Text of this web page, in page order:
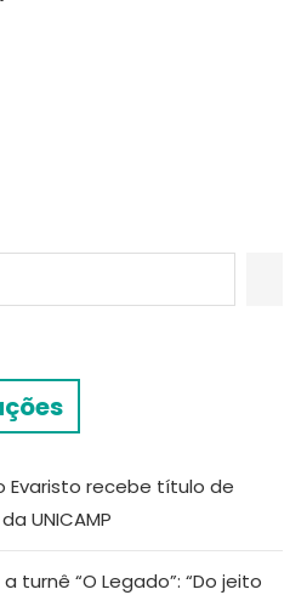
Evaristo recebe título de
UNICAMP
turnê “O Legado”: “Do jeito